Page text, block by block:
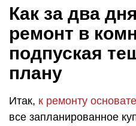
Как за два
ремонт в
подпуская
плану
Итак, к ремонту
все запланированное